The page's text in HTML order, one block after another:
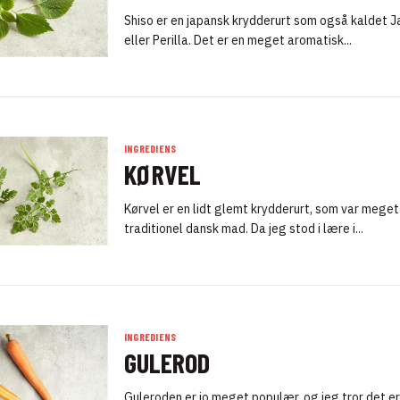
Shiso er en japansk krydderurt som også kaldet
eller Perilla. Det er en meget aromatisk...
INGREDIENS
KØRVEL
Kørvel er en lidt glemt krydderurt, som var
traditionel dansk mad. Da jeg stod i lære i...
INGREDIENS
GULEROD